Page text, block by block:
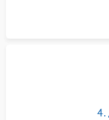
4.